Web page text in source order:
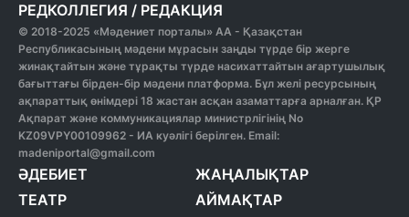
РЕДКОЛЛЕГИЯ / РЕДАКЦИЯ
© 2018-2025 «Мәдениет порталы» АА - Қазақстан
Республикасының мәдени мұрасын заңды түрде бір жерге
жинақтайтын және тұрақты түрде насихаттайтын ағартушылық
бағыттағы бірден-бір мәдени платформа. Бұл желі ресурсының
ақпараттық өнімдері 18 жастан асқан азаматтарға арналған. ҚР
Ақпарат және коммуникациялар министрлігінің No
KZ09VPY00109962 - ИА куәлігі берілген. Email:
madeniportal@gmail.com
ӘДЕБИЕТ
ТЕАТР
ЖАҢАЛЫҚТАР
АЙМАҚТАР